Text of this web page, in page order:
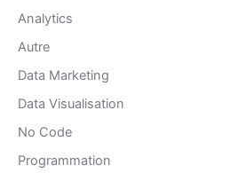
Analytics
Autre
Data Marketing
Data Visualisation
No Code
Programmation